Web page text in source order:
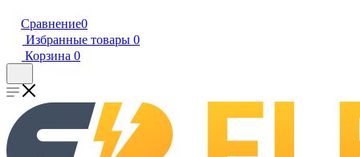
Сравнение0
Избранные товары 0
Корзина 0